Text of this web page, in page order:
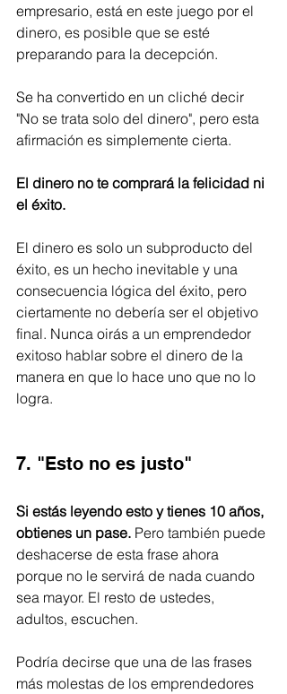
empresario, está en este juego por el
dinero, es posible que se esté
preparando para la decepción.
Se ha convertido en un cliché decir
"No se trata solo del dinero", pero esta
afirmación es simplemente cierta.
El dinero no te comprará la felicidad ni
el éxito.
El dinero es solo un subproducto del
éxito, es un hecho inevitable y una
consecuencia lógica del éxito, pero
ciertamente no debería ser el objetivo
final. Nunca oirás a un emprendedor
exitoso hablar sobre el dinero de la
manera en que lo hace uno que no lo
logra.
7. "Esto no es justo"
Si estás leyendo esto y tienes 10 años,
obtienes un pase. Pero también puede
deshacerse de esta frase ahora
porque no le servirá de nada cuando
sea mayor. El resto de ustedes,
adultos, escuchen.
Podría decirse que una de las frases
más molestas de los emprendedores